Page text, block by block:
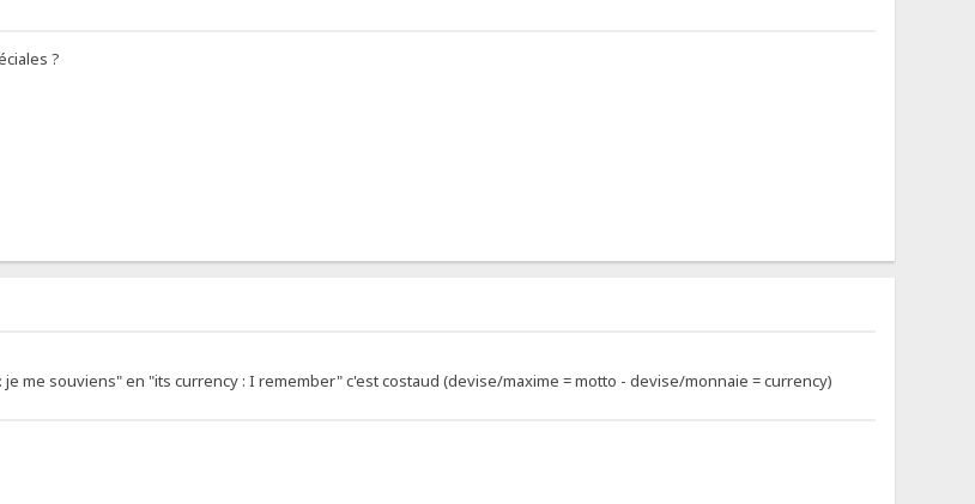
?
me souviens" en "its currency : I remember" c'est costaud (devise/maxime = motto - devise/monnaie = currency)